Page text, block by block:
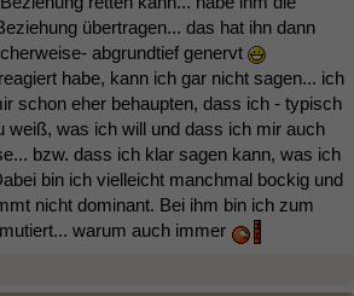
übertragen... das hat ihn dann
abgrundtief genervt
habe, kann ich gar nicht sagen... ich
schon eher behaupten, dass ich - typisch
weiß, was ich will und dass ich mir auch
bzw. dass ich klar sagen kann, was ich
bin ich vielleicht manchmal bockig und
nicht dominant. Bei ihm bin ich zum
warum auch immer